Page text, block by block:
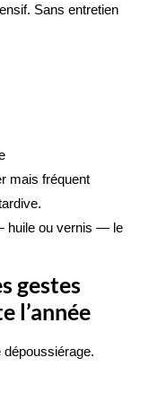
Sans entretien
mais fréquent
huile ou vernis — le
gestes
l’année
dépoussiérage.